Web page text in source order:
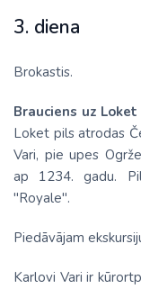
3. diena
Brokastis.
Brauciens uz
Loket pils atrodas
Vari, pie upes
ap 1234. gadu.
"Royale".
Piedāvājam
Karlovi Vari ir